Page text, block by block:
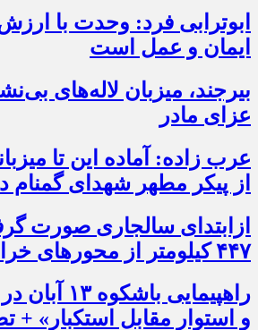
ابوترابی فرد: وحدت با
ایمان و عمل است
بیرجند، میزبان لاله‌های
عزای مادر
عرب زاده: آماده این تا
از پیکر مطهر شهدای گمنام
ازابتدای سالجاری صورت
۴۴۷ کیلومتر از محورهای خراسان جنوبی
راهپیمایی
و استوار مقابل استکبار» +